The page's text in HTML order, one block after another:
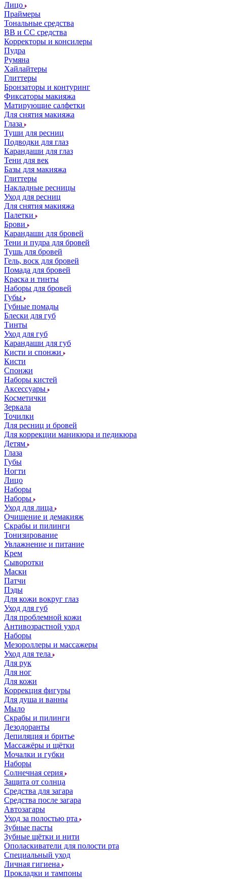
Лицо
Праймеры
Тональные средства
ВВ и СС средства
Корректоры и консилеры
Пудра
Румяна
Хайлайтеры
Глиттеры
Бронзаторы и контуринг
Фиксаторы макияжа
Матирующие салфетки
Для снятия макияжа
Глаза
Туши для ресниц
Подводки для глаз
Карандаши для глаз
Тени для век
Базы для макияжа
Глиттеры
Накладные ресницы
Уход для ресниц
Для снятия макияжа
Палетки
Брови
Карандаши для бровей
Тени и пудра для бровей
Тушь для бровей
Гель, воск для бровей
Помада для бровей
Краска и тинты
Наборы для бровей
Губы
Губные помады
Блески для губ
Тинты
Уход для губ
Карандаши для губ
Кисти и спонжи
Кисти
Спонжи
Наборы кистей
Аксессуары
Косметички
Зеркала
Точилки
Для ресниц и бровей
Для коррекции маникюра и педикюра
Детям
Глаза
Губы
Ногти
Лицо
Наборы
Наборы
Уход для лица
Очищение и демакияж
Скрабы и пилинги
Тонизирование
Увлажнение и питание
Крем
Сыворотки
Маски
Патчи
Пэды
Для кожи вокруг глаз
Уход для губ
Для проблемной кожи
Антивозрастной уход
Наборы
Мезороллеры и массажеры
Уход для тела
Для рук
Для ног
Для кожи
Коррекция фигуры
Для душа и ванны
Мыло
Скрабы и пилинги
Дезодоранты
Депиляция и бритье
Массажёры и щётки
Мочалки и губки
Наборы
Солнечная серия
Защита от солнца
Средства для загара
Средства после загара
Автозагары
Уход за полостью рта
Зубные пасты
Зубные щётки и нити
Ополаскиватели для полости рта
Специальный уход
Личная гигиена
Прокладки и тампоны